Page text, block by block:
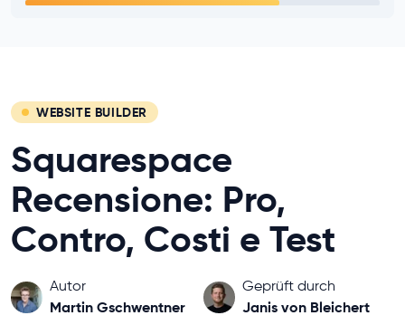
WEBSITE BUILDER
Squarespace
Recensione: Pro,
Contro, Costi e Test
Autor
Martin Gschwentner
Geprüft durch
Janis von Bleichert